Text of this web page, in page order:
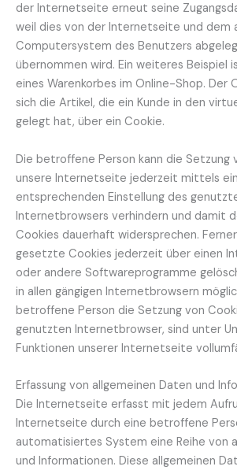
der Internetseite erneut seine
weil dies von der Internetseite und dem
Computersystem des Benutzers
übernommen wird. Ein weiteres Beispiel
eines Warenkorbes im Online-Shop. Der
sich die Artikel, die ein Kunde in den
gelegt hat, über ein Cookie.
Die betroffene Person kann die Setzung
unsere Internetseite jederzeit mittels
entsprechenden Einstellung des
Internetbrowsers verhindern und damit
Cookies dauerhaft widersprechen.
gesetzte Cookies jederzeit über einen
oder andere Softwareprogramme
in allen gängigen Internetbrowsern
betroffene Person die Setzung von
genutzten Internetbrowser, sind unter
Funktionen unserer Internetseite
Erfassung von allgemeinen Daten und
Die Internetseite erfasst mit jedem
Internetseite durch eine betroffene
automatisiertes System eine Reihe von
und Informationen. Diese allgemeinen